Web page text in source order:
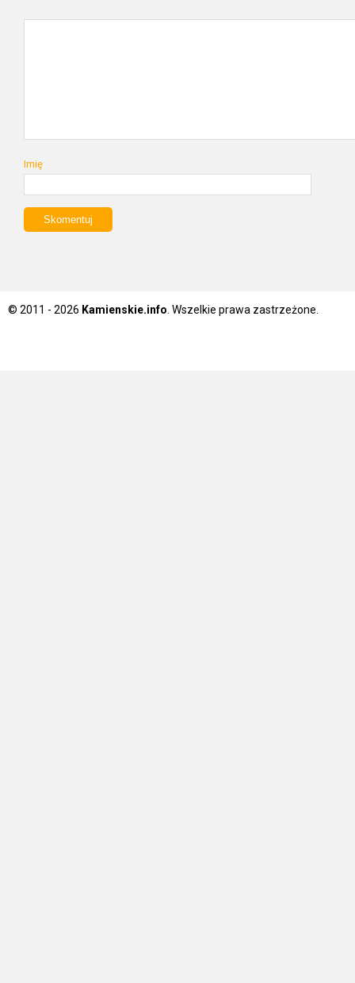
Imię
© 2011 - 2026 Kamienskie.info . Wszelkie prawa zastrzeżone.